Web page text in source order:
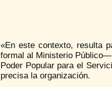
«En este contexto, resulta
formal al Ministerio
Poder Popular para el
precisa la organización.